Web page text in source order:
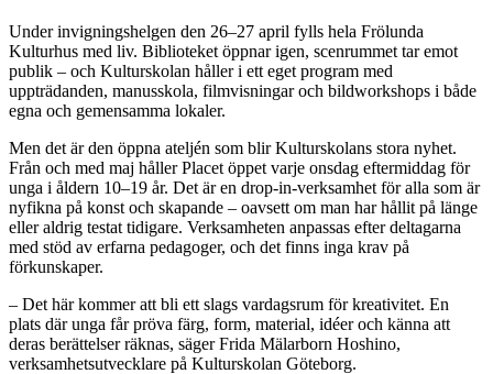
Under invigningshelgen den 26–27 april fylls hela Frölunda
Kulturhus med liv. Biblioteket öppnar igen, scenrummet tar emot
publik – och Kulturskolan håller i ett eget program med
uppträdanden, manusskola, filmvisningar och bildworkshops i både
egna och gemensamma lokaler.
Men det är den öppna ateljén som blir Kulturskolans stora nyhet.
Från och med maj håller Placet öppet varje onsdag eftermiddag för
unga i åldern 10–19 år. Det är en drop-in-verksamhet för alla som är
nyfikna på konst och skapande – oavsett om man har hållit på länge
eller aldrig testat tidigare. Verksamheten anpassas efter deltagarna
med stöd av erfarna pedagoger, och det finns inga krav på
förkunskaper.
– Det här kommer att bli ett slags vardagsrum för kreativitet. En
plats där unga får pröva färg, form, material, idéer och känna att
deras berättelser räknas, säger Frida Mälarborn Hoshino,
verksamhetsutvecklare på Kulturskolan Göteborg.